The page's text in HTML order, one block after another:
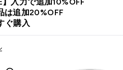
入力で追加10%OFF
は追加20%OFF
ぐ購入